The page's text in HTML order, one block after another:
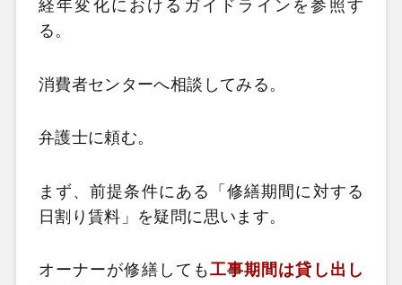
経年変化におけるガイドラインを参照す
る。
消費者センターへ相談してみる。
弁護士に頼む。
まず、前提条件にある「修繕期間に対する
日割り賃料」を疑問に思います。
オーナーが修繕しても 工事期間は貸し出し